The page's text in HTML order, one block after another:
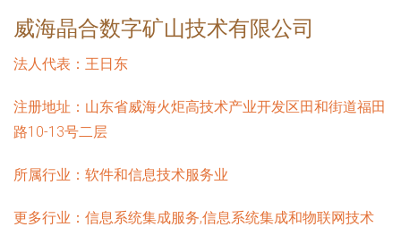
威海晶合数字矿山技术有限公司
法人代表： 王日东
注册地址： 山东省威海火炬高技术产业开发区田和街道福田
路10-13号二层
所属行业： 软件和信息技术服务业
更多行业： 信息系统集成服务,信息系统集成和物联网技术